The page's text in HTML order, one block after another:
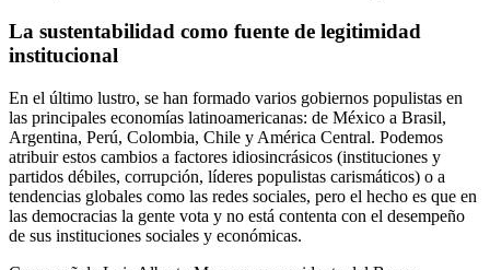
La sustentabilidad como fuente de legitimidad
institucional
En el último lustro, se han formado varios gobiernos populistas en
las principales economías latinoamericanas: de México a Brasil,
Argentina, Perú, Colombia, Chile y América Central. Podemos
atribuir estos cambios a factores idiosincrásicos (instituciones y
partidos débiles, corrupción, líderes populistas carismáticos) o a
tendencias globales como las redes sociales, pero el hecho es que en
las democracias la gente vota y no está contenta con el desempeño
de sus instituciones sociales y económicas.